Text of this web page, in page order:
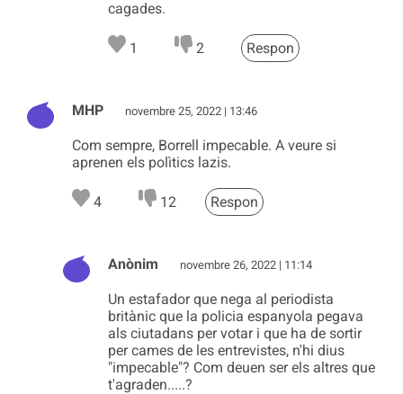
cagades.
1 2 Respon
MHP novembre 25, 2022 | 13:46
Com sempre, Borrell impecable. A veure si
aprenen els polìtics lazis.
4 12 Respon
Anònim novembre 26, 2022 | 11:14
Un estafador que nega al periodista
britànic que la policia espanyola pegava
als ciutadans per votar i que ha de sortir
per cames de les entrevistes, n'hi dius
"impecable"? Com deuen ser els altres que
t'agraden.....?